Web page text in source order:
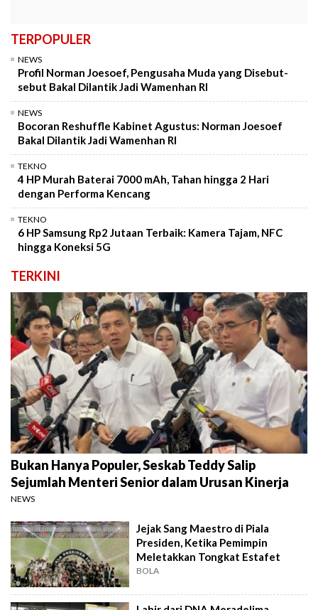
TERPOPULER
NEWS
Profil Norman Joesoef, Pengusaha Muda yang Disebut-
sebut Bakal Dilantik Jadi Wamenhan RI
NEWS
Bocoran Reshuffle Kabinet Agustus: Norman Joesoef
Bakal Dilantik Jadi Wamenhan RI
TEKNO
4 HP Murah Baterai 7000 mAh, Tahan hingga 2 Hari
dengan Performa Kencang
TEKNO
6 HP Samsung Rp2 Jutaan Terbaik: Kamera Tajam, NFC
hingga Koneksi 5G
TERKINI
Bukan Hanya Populer, Seskab Teddy Salip
Sejumlah Menteri Senior dalam Urusan Kinerja
NEWS
Jejak Sang Maestro di Piala
Presiden, Ketika Pemimpin
Meletakkan Tongkat Estafet
BOLA